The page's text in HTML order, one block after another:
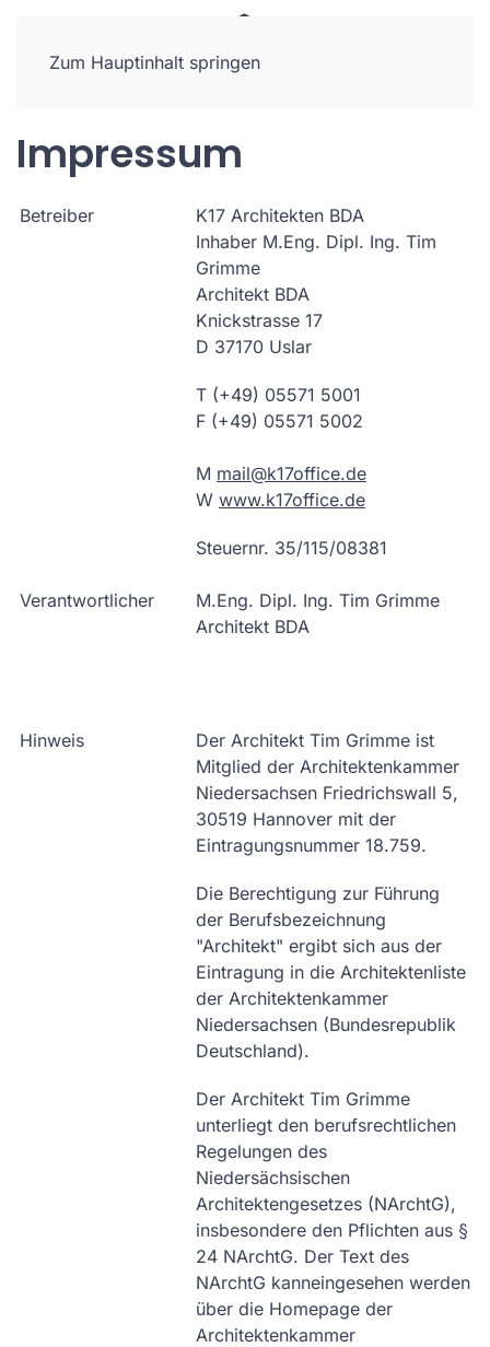
Zum Hauptinhalt springen
Impressum
Betreiber
K17 Architekten BDA
Inhaber M.Eng. Dipl. Ing. Tim
Grimme
Architekt BDA
Knickstrasse 17
D 37170 Uslar
T (+49) 05571 5001
F (+49) 05571 5002
M mail@k17office.de
W www.k17office.de
Steuernr. 35/115/08381
Verantwortlicher
M.Eng. Dipl. Ing. Tim Grimme
Architekt BDA
Hinweis
Der Architekt Tim Grimme ist
Mitglied der Architektenkammer
Niedersachsen Friedrichswall 5,
30519 Hannover mit der
Eintragungsnummer 18.759.
Die Berechtigung zur Führung
der Berufsbezeichnung
"Architekt" ergibt sich aus der
Eintragung in die Architektenliste
der Architektenkammer
Niedersachsen (Bundesrepublik
Deutschland).
Der Architekt Tim Grimme
unterliegt den berufsrechtlichen
Regelungen des
Niedersächsischen
Architektengesetzes (NArchtG),
insbesondere den Pflichten aus §
24 NArchtG. Der Text des
NArchtG kanneingesehen werden
über die Homepage der
Architektenkammer